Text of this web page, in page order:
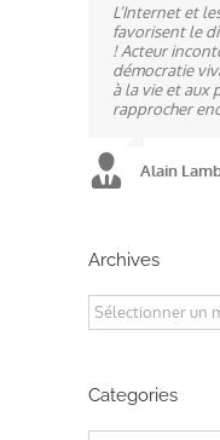
L’Internet et
favorisent le
! Acteur
démocratie
à la vie et aux
rapprocher
Alain
Ne pas subir,
destin, telle
n’a cessé de
d’Alençon,
ses élus.
A mes yeux,
synonyme de
doit être au
communes
bien l’être au
Archives
Archives
Categories